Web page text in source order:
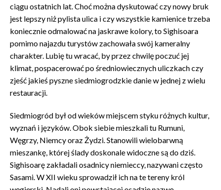
ciągu ostatnich lat. Choć można dyskutować czy nowy bruk
jest lepszy niż pylista ulica i czy wszystkie kamienice trzeba
koniecznie odmalować na jaskrawe kolory, to Sighisoara
pomimo najazdu turystów zachowała swój kameralny
charakter. Lubię tu wracać, by przez chwilę poczuć jej
klimat, pospacerować po średniowiecznych uliczkach czy
zjeść jakieś pyszne siedmiogrodzkie danie w jednej z wielu
restauracji.
Siedmiogród był od wieków miejscem styku różnych kultur,
wyznań i języków. Obok siebie mieszkali tu Rumuni,
Węgrzy, Niemcy oraz Żydzi. Stanowili wielobarwną
mieszankę, której ślady doskonale widoczne są do dziś.
Sighisoarę zakładali osadnicy niemieccy, nazywani często
Sasami. W XII wieku sprowadził ich na te tereny król